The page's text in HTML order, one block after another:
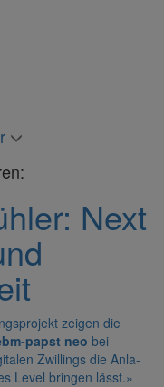
Next
zeigen die
papst neo bei
Zwil­lings die Anla­
Level bringen lässt.»